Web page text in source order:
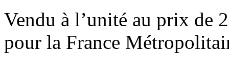
Vendu à l’unité au prix de
pour la France